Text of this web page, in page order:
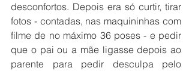
desconfortos. Depois era só curtir, tirar
fotos - contadas, nas maquininhas com
filme de no máximo 36 poses - e pedir
que o pai ou a mãe ligasse depois ao
parente para pedir desculpa pelo